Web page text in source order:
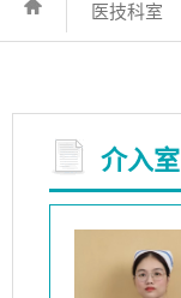
医技科室
介入室